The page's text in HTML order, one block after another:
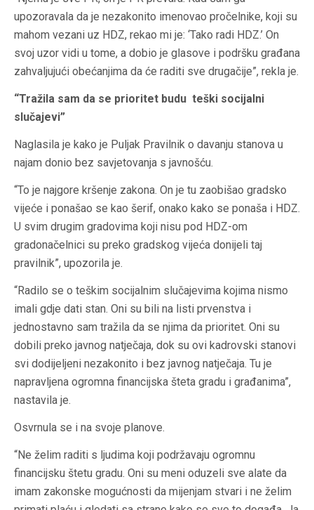
upozoravala da je nezakonito imenovao pročelnike, koji su
mahom vezani uz HDZ, rekao mi je: ‘Tako radi HDZ.’ On
svoj uzor vidi u tome, a dobio je glasove i podršku građana
zahvaljujući obećanjima da će raditi sve drugačije”, rekla je.
“Tražila sam da se prioritet budu teški socijalni
slučajevi”
Naglasila je kako je Puljak Pravilnik o davanju stanova u
najam donio bez savjetovanja s javnošću.
“To je najgore kršenje zakona. On je tu zaobišao gradsko
vijeće i ponašao se kao šerif, onako kako se ponaša i HDZ.
U svim drugim gradovima koji nisu pod HDZ-om
gradonačelnici su preko gradskog vijeća donijeli taj
pravilnik”, upozorila je.
“Radilo se o teškim socijalnim slučajevima kojima nismo
imali gdje dati stan. Oni su bili na listi prvenstva i
jednostavno sam tražila da se njima da prioritet. Oni su
dobili preko javnog natječaja, dok su ovi kadrovski stanovi
svi dodijeljeni nezakonito i bez javnog natječaja. Tu je
napravljena ogromna financijska šteta gradu i građanima”,
nastavila je.
Osvrnula se i na svoje planove.
“Ne želim raditi s ljudima koji podržavaju ogromnu
financijsku štetu gradu. Oni su meni oduzeli sve alate da
imam zakonske mogućnosti da mijenjam stvari i ne želim